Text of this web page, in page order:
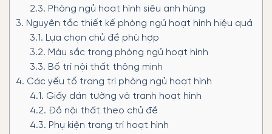
2.3. Phòng ngủ hoạt hình siêu anh hùng
3. Nguyên tắc thiết kế phòng ngủ hoạt hình hiệu quả
3.1. Lựa chọn chủ đề phù hợp
3.2. Màu sắc trong phòng ngủ hoạt hình
3.3. Bố trí nội thất thông minh
4. Các yếu tố trang trí phòng ngủ hoạt hình
4.1. Giấy dán tường và tranh hoạt hình
4.2. Đồ nội thất theo chủ đề
4.3. Phụ kiện trang trí hoạt hình